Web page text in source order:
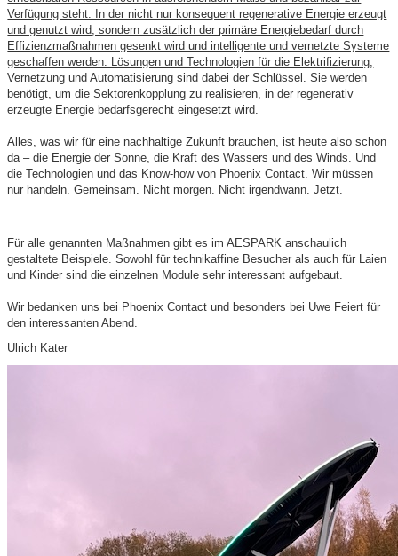
Verfügung steht. In der nicht nur konsequent regenerative Energie erzeugt
und genutzt wird, sondern zusätzlich der primäre Energiebedarf durch
Effizienzmaßnahmen gesenkt wird und intelligente und vernetzte Systeme
geschaffen werden. Lösungen und Technologien für die Elektrifizierung,
Vernetzung und Automatisierung sind dabei der Schlüssel. Sie werden
benötigt, um die Sektorenkopplung zu realisieren, in der regenerativ
erzeugte Energie bedarfsgerecht eingesetzt wird.
Alles, was wir für eine nachhaltige Zukunft brauchen, ist heute also schon
da – die Energie der Sonne, die Kraft des Wassers und des Winds. Und
die Technologien und das Know-how von Phoenix Contact. Wir müssen
nur handeln. Gemeinsam. Nicht morgen. Nicht irgendwann. Jetzt.
Für alle genannten Maßnahmen gibt es im AESPARK anschaulich
gestaltete Beispiele. Sowohl für technikaffine Besucher als auch für Laien
und Kinder sind die einzelnen Module sehr interessant aufgebaut.
Wir bedanken uns bei Phoenix Contact und besonders bei Uwe Feiert für
den interessanten Abend.
Ulrich Kater